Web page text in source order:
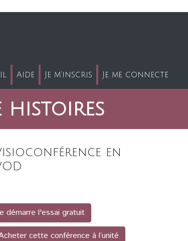
Aide Je m'inscris Je me connecte
histoires
en
démarre l'essai gratuit
cette conférence à l’unité